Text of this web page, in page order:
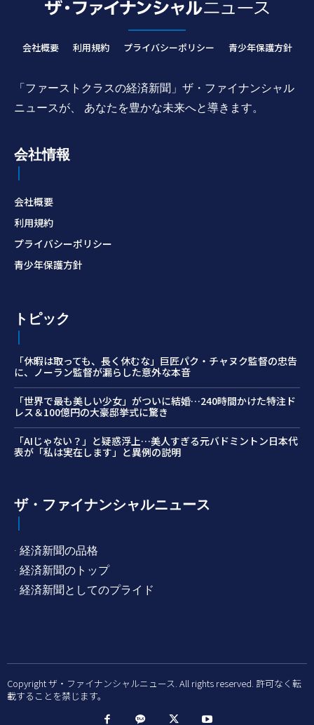
会社概要 利用規約 プライバシーポリシー 青少年保護方針
「ファーストクラスの経済新聞」ザ・ファイナンシャル
ニュースが、 あなたを豊かな未来へと導きます。
会社情報
会社概要
利用規約
プライバシーポリシー
青少年保護方針
トピック
「休暇は取っても、長く休むな」巨匠パク・チャヌク監督の忠告
に、ノーラン監督が漏らした意外な本音
「世界で最も美しい少女」がついに結婚…240時間かけた特注ド
レス＆100億円の大豪邸挙式に驚き
「AIじゃない？」と疑惑浮上…美人すぎる元バドミントン日本代
表が「私は実在します」と異例の説明
ザ・ファイナンシャルニュース
· 経済新聞の品格
· 経済新聞のトップ
· 経済新聞としてのプライド
Copyright ザ・ファイナンシャルニュース. All rights reserved. 許可なく転
載することを禁じます。